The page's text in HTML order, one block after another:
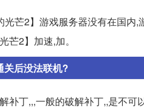
光芒2】游戏服务器没有在国内
芒2】加速,加。
关后没法联机?
补丁,,,一般的破解补丁,,是不可